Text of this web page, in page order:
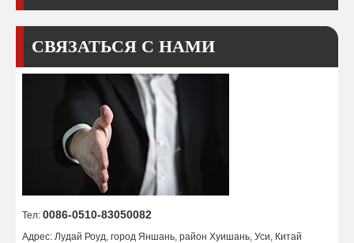
СВЯЗАТЬСЯ С НАМИ
Тел: 0086-0510-83050082
Адрес: Лудай Роуд, город Яншань, район Хуишань, Уси, Китай
Артикул 220832 Щит